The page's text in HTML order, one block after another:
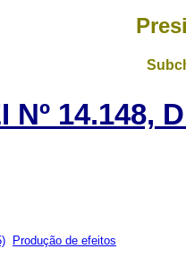
Nº 14.148,
Produção de efeitos